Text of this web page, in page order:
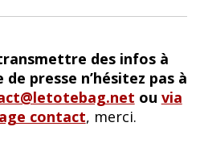
des infos à
presse n’hésitez pas à
ou via
contact, merci.